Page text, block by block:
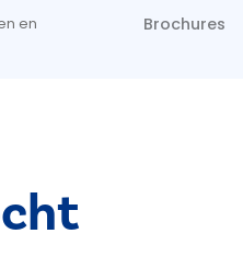
en
Brochures